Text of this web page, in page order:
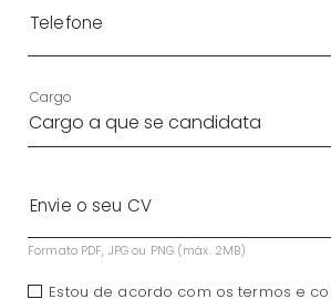
Telefone
Cargo
Envie o seu CV
Formato PDF, JPG ou PNG (máx. 2MB)
Estou de acordo com os termos e